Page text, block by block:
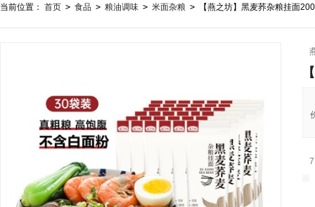
当前位置： 首页 > 食品 > 粮油调味 > 米面杂粮 > 【燕之坊】黑麦荞杂粮挂面